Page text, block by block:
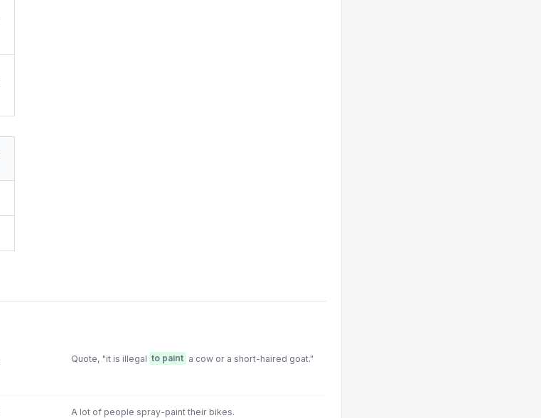
Quote, "it is illegal to paint a cow or a short-haired goat."
A lot of people spray-paint their bikes.